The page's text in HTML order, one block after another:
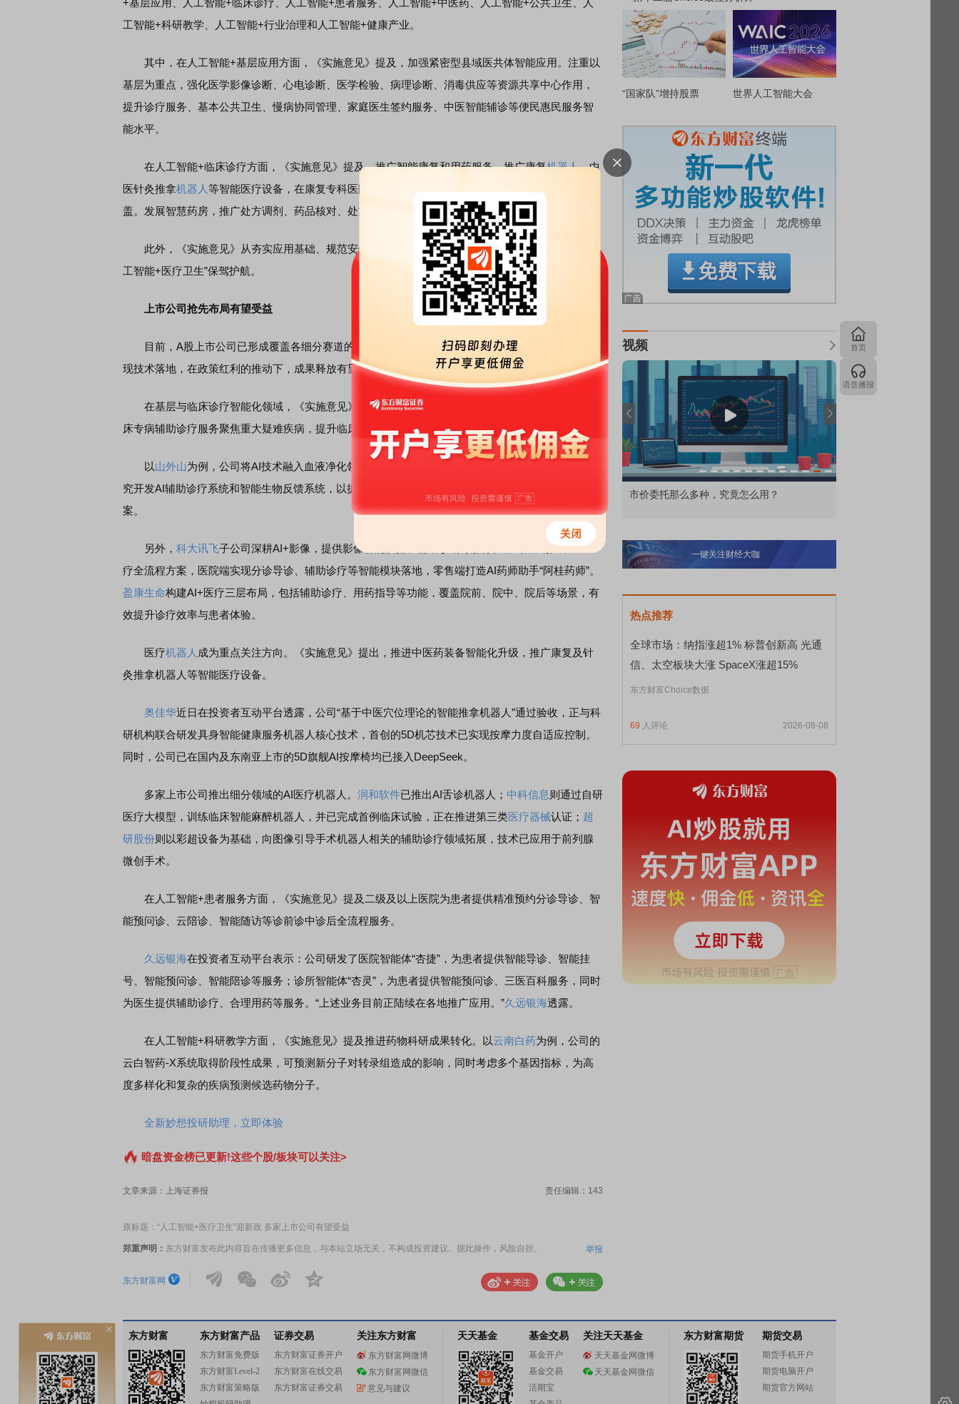
+基层应用、人工智能+临床诊疗、人工智能+患者服务、人工智能+中医药、人工智能+公共卫生、人
工智能+科研教学、人工智能+行业治理和人工智能+健康产业。
其中，在人工智能+基层应用方面，《实施意见》提及，加强紧密型县域医共体智能应用。注重以
基层为重点，强化医学影像诊断、心电诊断、医学检验、病理诊断、消毒供应等资源共享中心作用，
提升诊疗服务、基本公共卫生、慢病协同管理、家庭医生签约服务、中医智能辅诊等便民惠民服务智
能水平。
在人工智能+临床诊疗方面，《实施意见》提及，推广智能康复和用药服务。推广康复机器人、中
医针灸推拿机器人 等智能医疗设备，在康复专科医院、三级综合医院康复科实现智能康复服务全覆
盖。发展智慧药房，推广处方调剂、药品核对、处方前置审核等智能应用。
此外，《实施意见》从夯实应用基础、规范安全监管、加强组织保障等方面，为处于发展期的“人
工智能+医疗卫生”保驾护航。
上市公司抢先布局有望受益
目前，A股上市公司已形成覆盖各细分赛道的AI医疗产业集群。记者梳理发现，多家上市公司已实
现技术落地，在政策红利的推动下，成果释放有望加速。
在基层与临床诊疗智能化领域，《实施意见》明确建立基层医生智能辅助诊疗应用，同时推动临
床专病辅助诊疗服务聚焦重大疑难疾病，提升临床专科医生诊断能力。
以山外山为例，公司将AI技术融入血液净化领域，其设备已集成血容量预测等AI监测功能，正在研
究开发AI辅助诊疗系统和智能生物反馈系统，以提升医疗机构的服务水平，提供安全的个性化治疗方
案。
另外， 科大讯飞子公司深耕AI+影像，提供影像智能质控、辅助诊断等服务。
推出AI+医
疗全流程方案，医院端实现分诊导诊、辅助诊疗等智能模块落地，零售端打造AI药师助手“阿桂药师”。
盈康生命构建AI+医疗三层布局，包括辅助诊疗、用药指导等功能，覆盖院前、院中、院后等场景，有
效提升诊疗效率与患者体验。
医疗机器人 成为重点关注方向。《实施意见》提出，推进中医药装备智能化升级，推广康复及针
灸推拿机器人等智能医疗设备。
奥佳华近日在投资者互动平台透露，公司“基于中医穴位理论的智能推拿机器人”通过验收，正与科
研机构联合研发具身智能健康服务机器人核心技术，首创的5D机芯技术已实现按摩力度自适应控制。
同时，公司已在国内及东南亚上市的5D旗舰AI按摩椅均已接入DeepSeek。
多家上市公司推出细分领域的AI医疗机器人。 润和软件已推出AI舌诊机器人； 中科信息则通过自研
医疗大模型，训练临床智能麻醉机器人，并已完成首例临床试验，正在推进第三类医疗器械认证； 超
研股份则以彩超设备为基础，向图像引导手术机器人相关的辅助诊疗领域拓展，技术已应用于前列腺
微创手术。
在人工智能+患者服务方面，《实施意见》提及二级及以上医院为患者提供精准预约分诊导诊、智
能预问诊、云陪诊、智能随访等诊前诊中诊后全流程服务。
久远银海在投资者互动平台表示：公司研发了医院智能体“杏捷”，为患者提供智能导诊、智能挂
号、智能预问诊、智能陪诊等服务；诊所智能体“杏灵”，为患者提供智能预问诊、三医百科服务，同时
为医生提供辅助诊疗、合理用药等服务。“上述业务目前正陆续在各地推广应用。”久远银海透露。
在人工智能+科研教学方面，《实施意见》提及推进药物科研成果转化。以云南白药为例，公司的
云白智药-X系统取得阶段性成果，可预测新分子对转录组造成的影响，同时考虑多个基因指标，为高
度多样化和复杂的疾病预测候选药物分子。
全新妙想投研助理，立即体验
暗盘资金榜已更新!这些个股/板块可以关注>
文章来源：上海证券报 责任编辑：143
原标题：“人工智能+医疗卫生”迎新政 多家上市公司有望受益
郑重声明： 东方财富发布此内容旨在传播更多信息，与本站立场无关，不构成投资建议。据此操作，风险自担。 举报
东方财富网
“国家队”增持股票 世界人工智能大会
视频
连线｜东方财富证券陈果：A股再平衡的
债券知识通识：从基础认知到特色品种 了解北交所知识 做理性投资者 市价委托那么多种，究竟怎么用？
一键关注财经大咖
热点推荐
全球市场：纳指涨超1% 标普创新高 光通
信、太空板块大涨 SpaceX涨超15%
东方财富Choice数据
69 人评论 2026-08-08
首页
语音播报
东方财富 东方财富产品
东方财富免费版
东方财富Level-2
东方财富策略版
证券交易
东方财富证券开户
东方财富在线交易
东方财富证券交易
关注东方财富
东方财富网微博
东方财富网微信
意见与建议
天天基金 基金交易
基金开户
基金交易
活期宝
关注天天基金
天天基金网微博
天天基金网微信
东方财富期货 期货交易
期货手机开户
期货电脑开户
期货官方网站